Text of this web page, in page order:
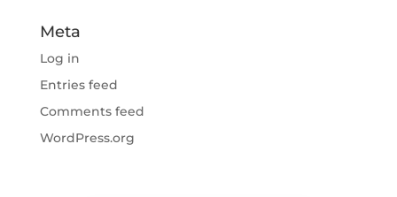
Meta
Log in
Entries feed
Comments feed
WordPress.org